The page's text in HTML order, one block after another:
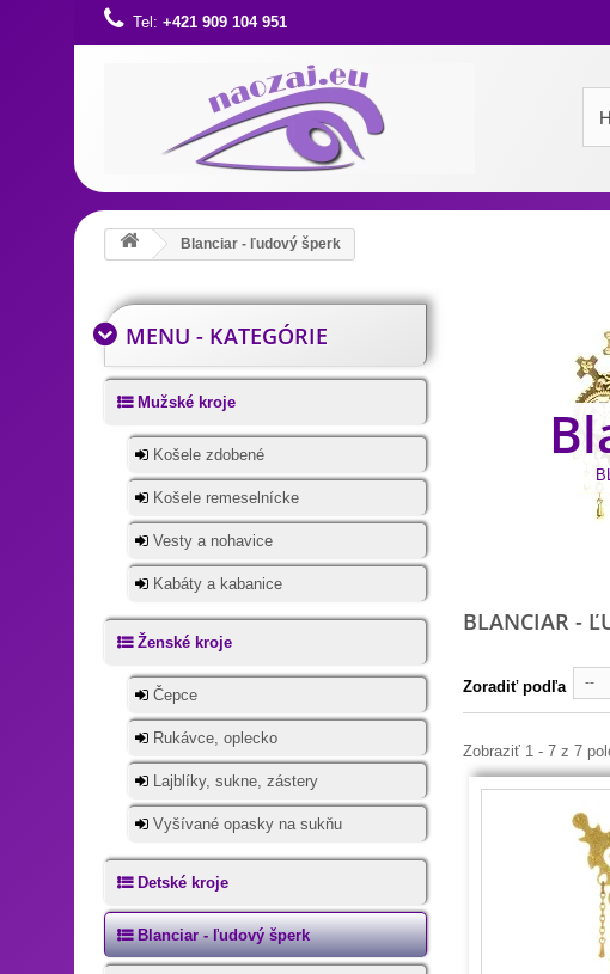
Tel: +421 909 104 951
Blanciar - ľudový šperk
MENU - KATEGÓRIE
Mužské kroje
Košele zdobené
Košele remeselnícke
Vesty a nohavice
Kabáty a kabanice
Ženské kroje
Čepce
Rukávce, oplecko
Lajblíky, sukne, zástery
Vyšívané opasky na sukňu
Detské kroje
Blanciar - ľudový šperk
BLANCIAR -
Zoradiť podľa --
Zobraziť 1 - 7 z 7